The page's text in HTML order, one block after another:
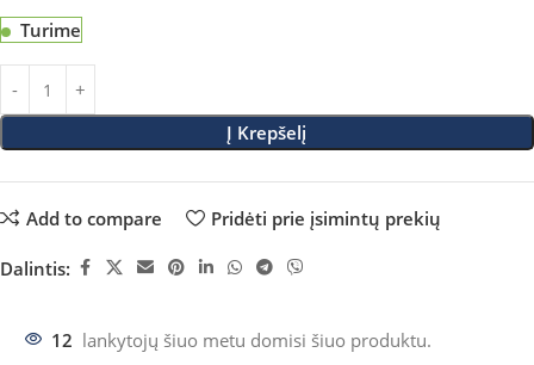
Turime
Į Krepšelį
Add to compare Pridėti prie įsimintų prekių
Dalintis:
12 lankytojų šiuo metu domisi šiuo produktu.